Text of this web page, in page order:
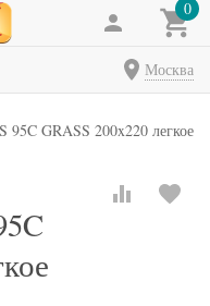
0
Москва
95C GRASS 200x220 легкое